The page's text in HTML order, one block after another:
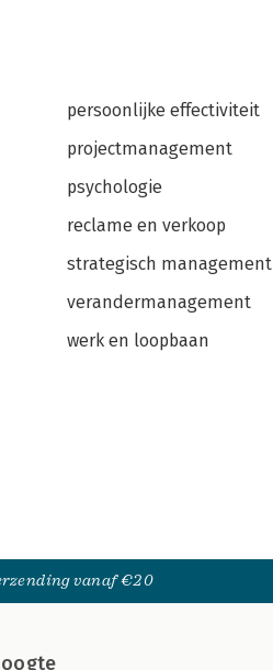
persoonlijke effectiviteit
projectmanagement
psychologie
reclame en verkoop
strategisch management
verandermanagement
werk en loopbaan
vanaf €20